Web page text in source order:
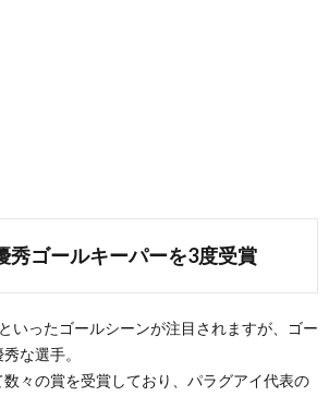
秀ゴールキーパーを3度受賞
いったゴールシーンが注目されますが、ゴー
な選手。
々の賞を受賞しており、パラグアイ代表の